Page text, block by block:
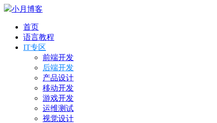
小月博客
首页
语言教程
IT专区
前端开发
后端开发
产品设计
移动开发
游戏开发
运维测试
视觉设计